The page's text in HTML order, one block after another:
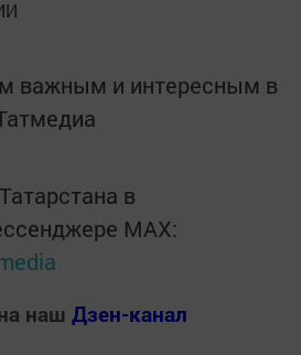
важным и интересным в
в
MАХ:
наш Дзен-канал